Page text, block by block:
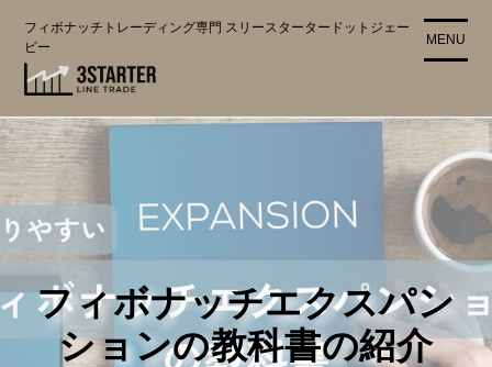
に
ス
ッ
プ
フィボナッチトレーディング専門 スリースタータードットジェー
ピー
MENU
フィボナッチエクスパン
ションの教科書の紹介